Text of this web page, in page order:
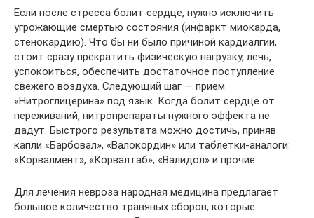
Если после стресса болит сердце, нужно исключить
угрожающие смертью состояния (инфаркт миокарда,
стенокардию). Что бы ни было причиной кардиалгии,
стоит сразу прекратить физическую нагрузку, лечь,
успокоиться, обеспечить достаточное поступление
свежего воздуха. Следующий шаг — прием
«Нитроглицерина» под язык. Когда болит сердце от
переживаний, нитропрепараты нужного эффекта не
дадут. Быстрого результата можно достичь, приняв
капли «Барбовал», «Валокордин» или таблетки-аналоги:
«Корвалмент», «Корвалтаб», «Валидол» и прочие.
Для лечения невроза народная медицина предлагает
большое количество травяных сборов, которые